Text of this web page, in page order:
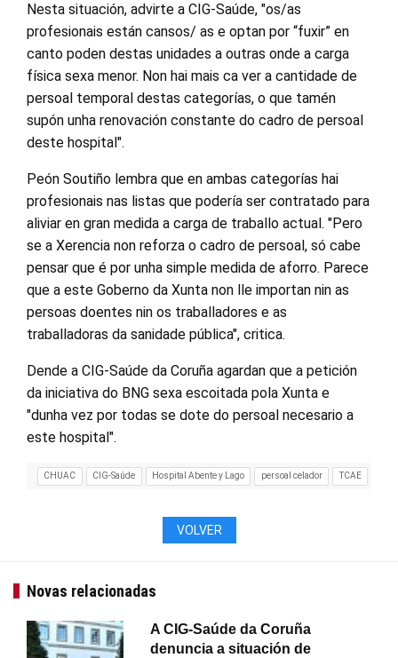
Nesta situación, advirte a CIG-Saúde, "os/as
profesionais están cansos/ as e optan por “fuxir” en
canto poden destas unidades a outras onde a carga
física sexa menor. Non hai mais ca ver a cantidade de
persoal temporal destas categorías, o que tamén
supón unha renovación constante do cadro de persoal
deste hospital".
Peón Soutiño lembra que en ambas categorías hai
profesionais nas listas que podería ser contratado para
aliviar en gran medida a carga de traballo actual. "Pero
se a Xerencia non reforza o cadro de persoal, só cabe
pensar que é por unha simple medida de aforro. Parece
que a este Goberno da Xunta non lle importan nin as
persoas doentes nin os traballadores e as
traballadoras da sanidade pública", critica.
Dende a CIG-Saúde da Coruña agardan que a petición
da iniciativa do BNG sexa escoitada pola Xunta e
"dunha vez por todas se dote do persoal necesario a
este hospital".
CHUAC CIG-Saúde Hospital Abente y Lago persoal celador TCAE
VOLVER
Novas relacionadas
A CIG-Saúde da Coruña
denuncia a situación de